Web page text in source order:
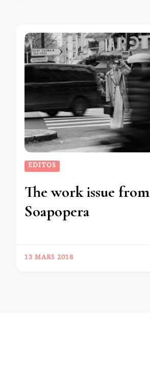
EDITOS
The work issue from
Soapopera
13 MARS 2018